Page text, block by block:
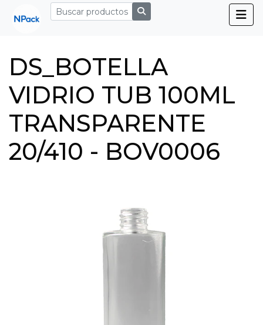
DS_BOTELLA
VIDRIO TUB 100ML
TRANSPARENTE
20/410 - BOV0006